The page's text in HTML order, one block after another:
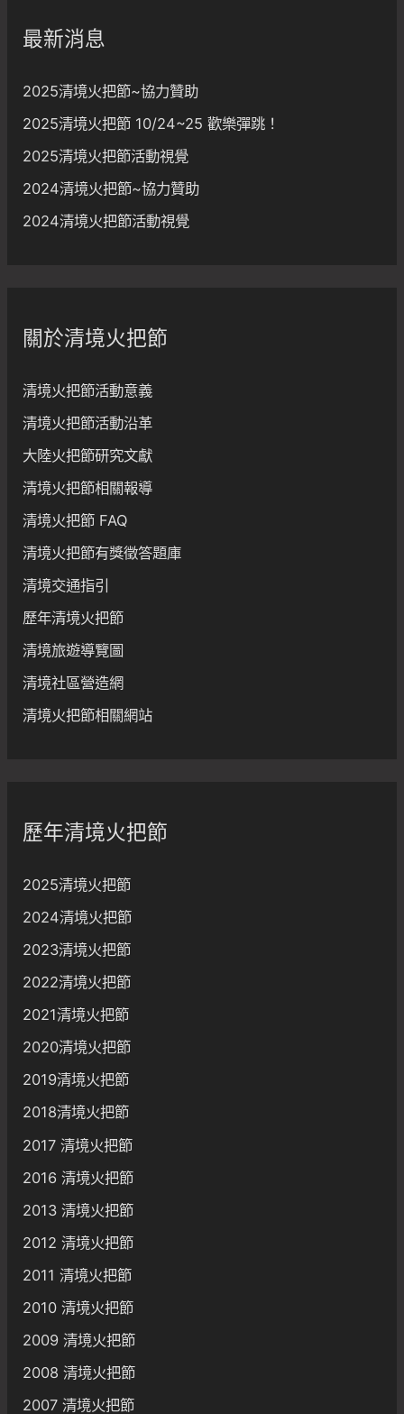
:最新消息
2025清境火把節~協力贊助
2025清境火把節 10/24~25 歡樂彈跳！
2025清境火把節活動視覺
2024清境火把節~協力贊助
2024清境火把節活動視覺
關於清境火把節
清境火把節活動意義
清境火把節活動沿革
大陸火把節研究文獻
清境火把節相關報導
清境火把節 FAQ
清境火把節有獎徵答題庫
清境交通指引
歷年清境火把節
清境旅遊導覽圖
清境社區營造網
清境火把節相關網站
歷年清境火把節
2025清境火把節
2024清境火把節
2023清境火把節
2022清境火把節
2021清境火把節
2020清境火把節
2019清境火把節
2018清境火把節
2017 清境火把節
2016 清境火把節
2013 清境火把節
2012 清境火把節
2011 清境火把節
2010 清境火把節
2009 清境火把節
2008 清境火把節
2007 清境火把節